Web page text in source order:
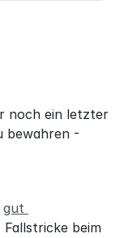
noch ein letzter
bewahren -
gut
beim